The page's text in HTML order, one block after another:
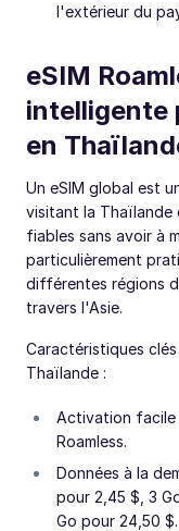
l'extérieur du
eSIM
intelligente
en
Un eSIM global est
visitant la Thaïlande
fiables sans avoir à
particulièrement
différentes régions
travers l'Asie.
Caractéristiques
Thaïlande :
Activation facile
Roamless.
Données à la
pour 2,45 $, 3
Go pour 24,50 $.